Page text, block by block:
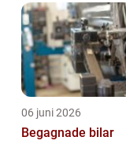
06 juni 2026
Begagnade bilar